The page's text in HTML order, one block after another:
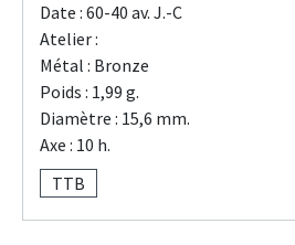
Date : 60-40 av. J.-C
Atelier :
Métal : Bronze
Poids : 1,99 g.
Diamètre : 15,6 mm.
Axe : 10 h.
TTB